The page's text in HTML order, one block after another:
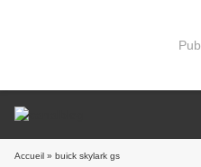
Accueil » buick skylark gs